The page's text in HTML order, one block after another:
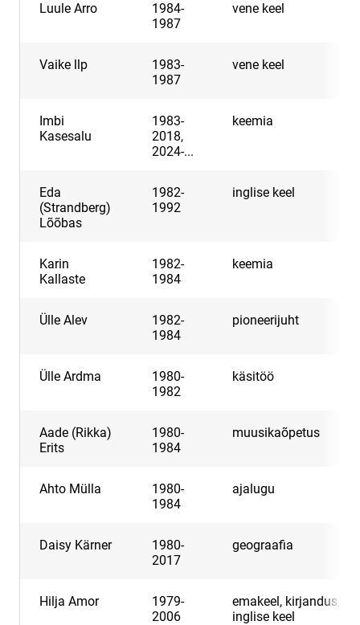
Luule Arro
1984-
1987
vene keel
Vaike llp
1983-
1987
vene keel
Imbi
Kasesalu
1983-
2018,
2024-...
keemia
Eda
(Strandberg)
Lõõbas
1982-
1992
inglise keel
Karin
Kallaste
1982-
1984
keemia
Ülle Alev
1982-
1984
pioneerijuht
Ülle Ardma
1980-
1982
käsitöö
Aade (Rikka)
Erits
1980-
1984
muusikaõpetus
Ahto Mülla
1980-
1984
ajalugu
Daisy Kärner
1980-
2017
geograafia
Hilja Amor
1979-
2006
emakeel, kirjandus,
inglise keel